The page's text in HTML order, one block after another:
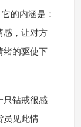
的内涵是：
感，让对方
绪的驱使下
只钻戒很感
员见此情